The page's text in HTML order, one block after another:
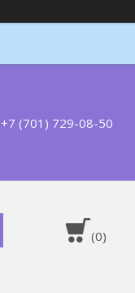
+7 (701) 729-08-50